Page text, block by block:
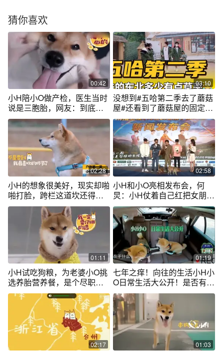
猜你喜欢
00:42
小H陪小O做产检，医生当时
说是三胞胎，网友：到底谁
给漏掉了！
03:10
没想到#五哈第二季去了蘑菇
屋#还看到了蘑菇屋的固定成
员小H和小O
02:28
小H的想象很美好，现实却啪
啪打脸，跨栏这道坎还得看
小O的！
02:58
小H和小O亮相发布会，何
炅：小H仗着自己红把女朋友
都带来了
01:11
小H试吃狗粮，为老婆小O挑
选养胎营养餐，是个尽职尽
责的好爸爸！
01:19
七年之痒！向往的生活小H小
O日常生活大公开！是否有了
小宝宝？
02:17 01:03